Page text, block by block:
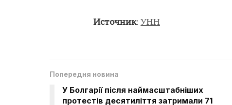
Источник: УНН
Попередня новина
У Болгарії після наймасштабніших
протестів десятиліття затримали 71